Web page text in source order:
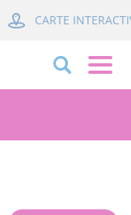
CARTE